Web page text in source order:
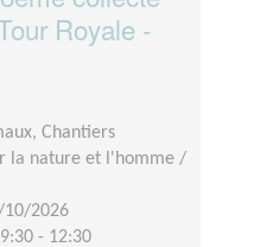
Royale -
Chantiers
la nature et l'homme /
10/2026
- 12:30